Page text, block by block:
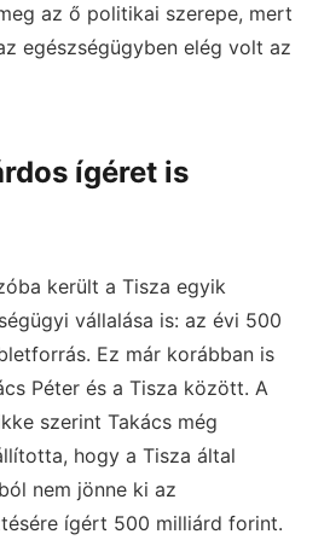
az ő politikai szerepe, mert
egészségügyben elég volt az
ígéret is
került a Tisza egyik
vállalása is: az évi 500
Ez már korábban is
Péter és a Tisza között. A
szerint Takács még
hogy a Tisza által
nem jönne ki az
ígért 500 milliárd forint.